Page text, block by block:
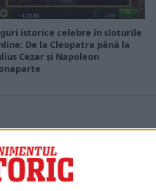
istorice celebre în sloturile
De la Cleopatra până la
Cezar și Napoleon